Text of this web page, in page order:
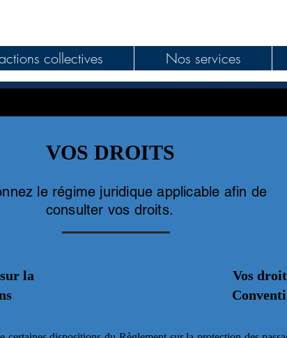
collectives Nos services
VOS DROITS
le régime juridique applicable afin de
consulter vos droits.
la
Vos